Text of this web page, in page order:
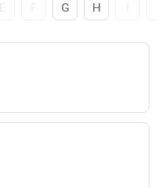
G H